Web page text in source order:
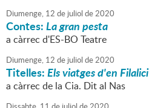
Diumenge, 12 de juliol de2020
Contes:La gran pesta
a càrrec d'ES-BO Teatre
Diumenge, 12 de juliol de2020
Titelles:Els viatges d'en Filalici
a càrrec de la Cia. Dit al Nas